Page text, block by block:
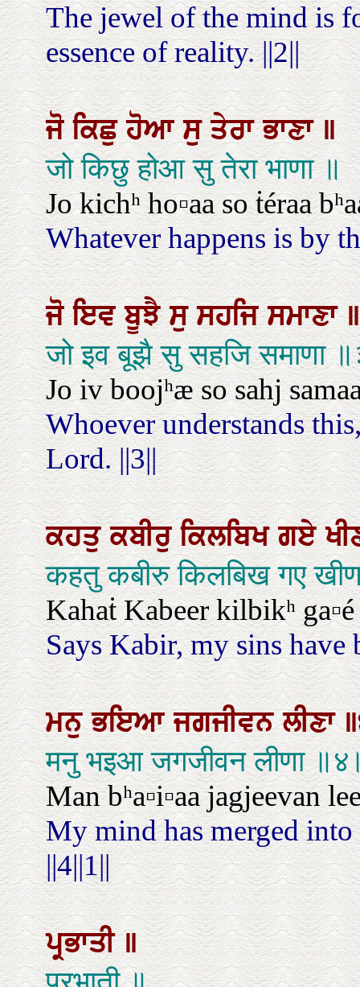
The jewel of the mind is
essence of reality. ||2||
ਜੋਕਿਛੁਹੋਆਸੁਤੇਰਾਭਾਣਾ॥
जो किछु होआ सु तेरा भाणा ॥
Jo kichʰ ho▫aa so ṫéraa
Whatever happens is by
ਜੋਇਵਬੂਝੈਸੁਸਹਜਿਸਮਾਣਾ
जो इव बूझै सु सहजि समाणा
Jo iv boojʰæ so sahj
Whoever understands
Lord. ||3||
ਕਹਤੁਕਬੀਰੁਕਿਲਬਿਖਗਏ
कहतु कबीरु किलबिख गए
Kahaṫ Kabeer kilbikʰ ga▫é
Says Kabir, my sins have
ਮਨੁਭਇਆਜਗਜੀਵਨਲੀਣਾ
मनु भइआ जगजीवन लीणा
Man bʰa▫i▫aa jagjeevan
My mind has merged
||4||1||
ਪ੍ਰਭਾਤੀ॥